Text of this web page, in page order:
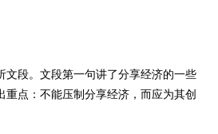
段。文段第一句讲了分享经济的一些
重点：不能压制分享经济，而应为其创